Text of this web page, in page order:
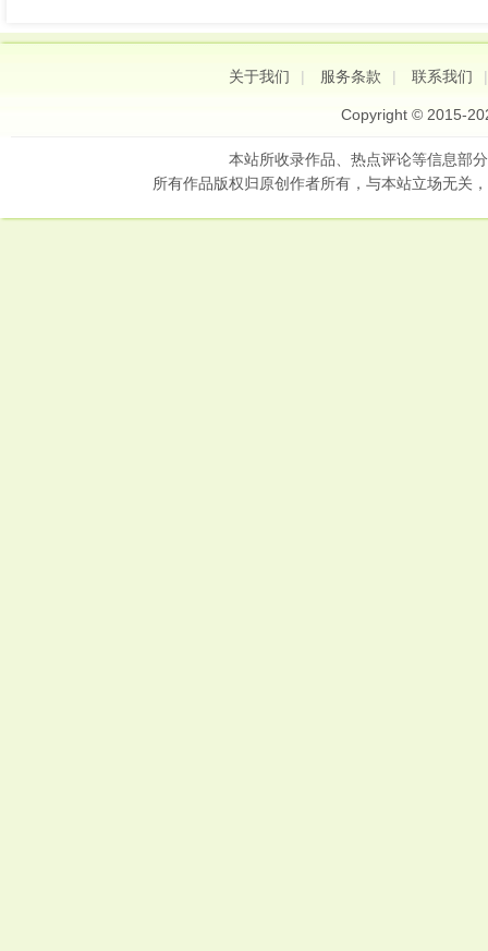
关于我们 | 服务条款 | 联系我们
Copyright © 2015-
本站所收录作品、热点评论等信息部
所有作品版权归原创作者所有，与本站立场无关